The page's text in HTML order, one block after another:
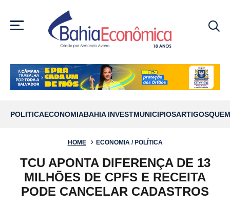
MENU
POLÍTICAECONOMIABAHIA INVESTMUNICÍPIOSARTIGOS
HOME ECONOMIA / POLÍTICA
TCU APONTA DIFERENÇA DE 13
MILHÕES DE CPFS E RECEITA
PODE CANCELAR CADASTROS